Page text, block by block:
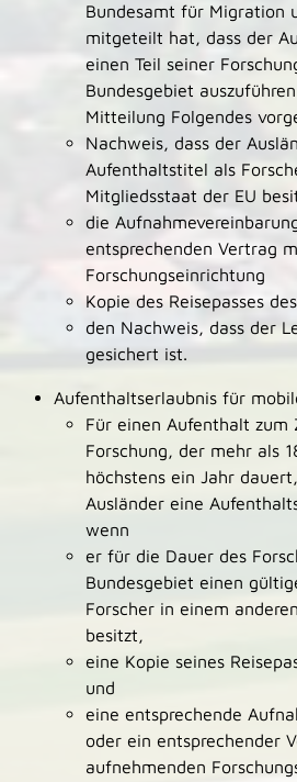
Bundesamt für Migration
mitgeteilt hat, dass der
einen Teil seiner
Bundesgebiet
Mitteilung Folgendes
Nachweis, dass der
Aufenthaltstitel als
Mitgliedsstaat der EU
die
entsprechenden Vertrag
Forschungseinrichtung
Kopie des Reisepasses
den Nachweis, dass der
gesichert ist.
Aufenthaltserlaubnis für
Für einen Aufenthalt zum
Forschung, der mehr als
höchstens ein Jahr
Ausländer eine
wenn
er für die Dauer des
Bundesgebiet einen
Forscher in einem
besitzt,
eine Kopie seines
und
eine entsprechende
oder ein entsprechender
aufnehmenden